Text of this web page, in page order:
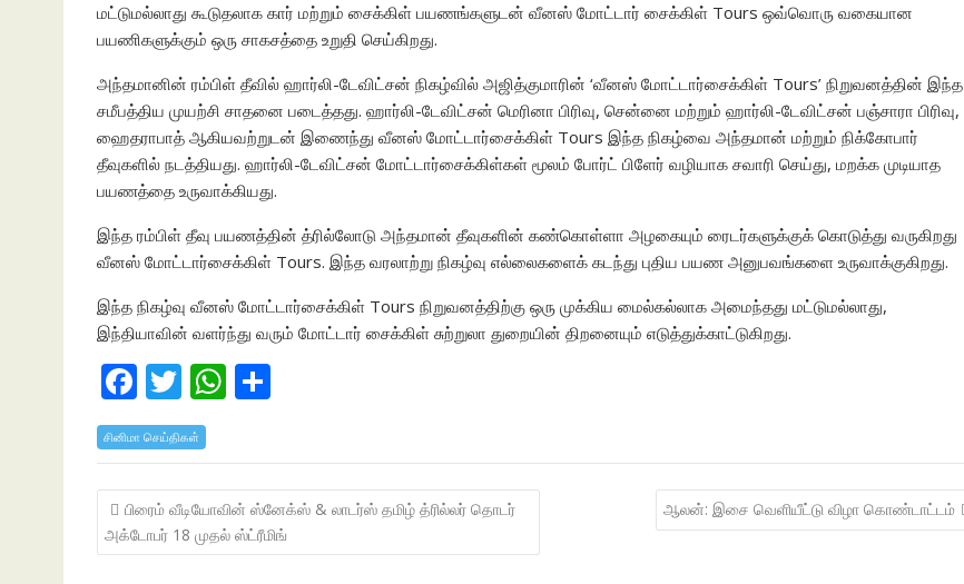
மட்டுமல்லாது கூடுதலாக கார் மற்றும் சைக்கிள் பயணங்களுடன் வீனஸ் மோட்டார் சைக்கிள் Tours ஒவ்வொரு வகையான
பயணிகளுக்கும் ஒரு சாகசத்தை உறுதி செய்கிறது.
அந்தமானின் ரம்பிள் தீவில் ஹார்லி-டேவிட்சன் நிகழ்வில் அஜித்குமாரின் ‘வீனஸ் மோட்டார்சைக்கிள் Tours’ நிறுவனத்தின் இந்த
சமீபத்திய முயற்சி சாதனை படைத்தது. ஹார்லி-டேவிட்சன் மெரினா பிரிவு, சென்னை மற்றும் ஹார்லி-டேவிட்சன் பஞ்சாரா பிரிவு,
ஹைதராபாத் ஆகியவற்றுடன் இணைந்து வீனஸ் மோட்டார்சைக்கிள் Tours இந்த நிகழ்வை அந்தமான் மற்றும் நிக்கோபார்
தீவுகளில் நடத்தியது. ஹார்லி-டேவிட்சன் மோட்டார்சைக்கிள்கள் மூலம் போர்ட் பிளேர் வழியாக சவாரி செய்து, மறக்க முடியாத
பயணத்தை உருவாக்கியது.
இந்த ரம்பிள் தீவு பயணத்தின் த்ரில்லோடு அந்தமான் தீவுகளின் கண்கொள்ளா அழகையும் ரைடர்களுக்குக் கொடுத்து வருகிறது
வீனஸ் மோட்டார்சைக்கிள் Tours. இந்த வரலாற்று நிகழ்வு எல்லைகளைக் கடந்து புதிய பயண அனுபவங்களை உருவாக்குகிறது.
இந்த நிகழ்வு வீனஸ் மோட்டார்சைக்கிள் Tours நிறுவனத்திற்கு ஒரு முக்கிய மைல்கல்லாக அமைந்தது மட்டுமல்லாது,
இந்தியாவின் வளர்ந்து வரும் மோட்டார் சைக்கிள் சுற்றுலா துறையின் திறனையும் எடுத்துக்காட்டுகிறது.
F
ac
e
b
o
o
T
w
itt
er
W
at
s
A
p
ar
e
சினிமா செய்திகள்
Post
navigation
பிரைம் வீடியோவின் ஸ்னேக்ஸ் & லாடர்ஸ் தமிழ் த்ரில்லர் தொடர்
அக்டோபர் 18 முதல் ஸ்ட்ரீமிங்
ஆலன்: இசை வெளியீட்டு விழா கொண்டாட்டம்